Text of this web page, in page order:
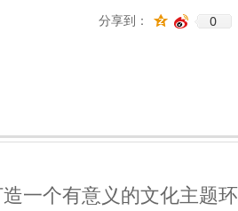
一个有意义的文化主题环
分享到： 0